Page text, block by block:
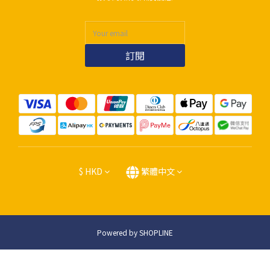
訂閱
$ HKD 繁體中文
Powered by SHOPLINE